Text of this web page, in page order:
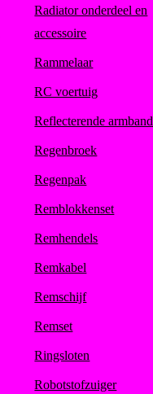
Radiator onderdeel en
accessoire
Rammelaar
RC voertuig
Reflecterende armband
Regenbroek
Regenpak
Remblokkenset
Remhendels
Remkabel
Remschijf
Remset
Ringsloten
Robotstofzuiger